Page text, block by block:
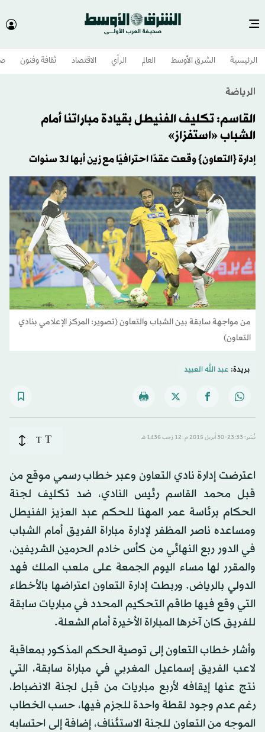
الرئيسية الشرق الأوسط​ العالم الرأي الاقتصاد ثقافة وفنون
الرياضة
القاسم: تكليف الفنيطل بقيادة مباراتنا أمام
الشباب «استفزاز»
إدارة {التعاون} وقعت عقدًا احترافيًا مع زين أبها لـ3 سنوات
من مواجهة سابقة بين الشباب والتعاون (تصوير: المركز الإعلامي بنادي
التعاون)
بريدة: عبد الله العبيد
نُشر: 23:33-30 أبريل 2015 م ـ 12 رَجب 1436 هـ T
T
اعترضت إدارة نادي التعاون وعبر خطاب رسمي موقع من
قبل محمد القاسم رئيس النادي، ضد تكليف لجنة
الحكام برئاسة عمر المهنا للحكم عبد العزيز الفنيطل
ومساعده ناصر المظفر لإدارة مباراة الفريق أمام الشباب
في الدور ربع النهائي من كأس خادم الحرمين الشريفين،
والمقرر لها مساء اليوم الجمعة على ملعب الملك فهد
الدولي بالرياض. وربطت إدارة التعاون اعتراضها بالأخطاء
التي وقع فيها طاقم التحكيم المحدد في مباريات سابقة
للفريق كان آخرها المباراة الأخيرة أمام الشعلة.
وأشار خطاب التعاون إلى توصية الحكم المذكور بمعاقبة
لاعب الفريق إسماعيل المغربي في مباراة سابقة، التي
نتج عنها إيقافه لأربع مباريات من قبل لجنة الانضباط،
رغم عدم وجود لقطة واحدة للجزم فيها، حسب الخطاب
الموجه من التعاون للجنة الاستئناف، إضافة إلى احتسابه